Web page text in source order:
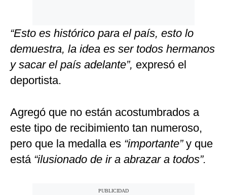
“Esto es histórico para el país, esto lo
demuestra, la idea es ser todos hermanos
y sacar el país adelante”, expresó el
deportista.
Agregó que no están acostumbrados a
este tipo de recibimiento tan numeroso,
pero que la medalla es “importante”y que
está “ilusionado de ir a abrazar a todos”.